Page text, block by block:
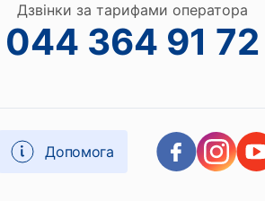
Дзвінки за тарифами оператора
044 364 91 72
Допомога